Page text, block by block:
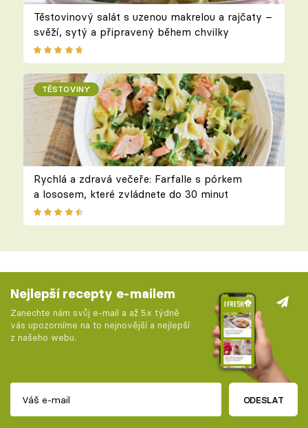
Těstovinový salát s uzenou makrelou a rajčaty –
svěží, sytý a připravený během chvilky
TĚSTOVINY
Rychlá a zdravá večeře: Farfalle s pórkem
a lososem, které zvládnete do 30 minut
Nejlepší recepty e-mailem
Zanechte nám svůj e-mail a až 5x týdně
vás upozorníme na to nejnovější a nejlepší
z našeho webu.
ODESLAT